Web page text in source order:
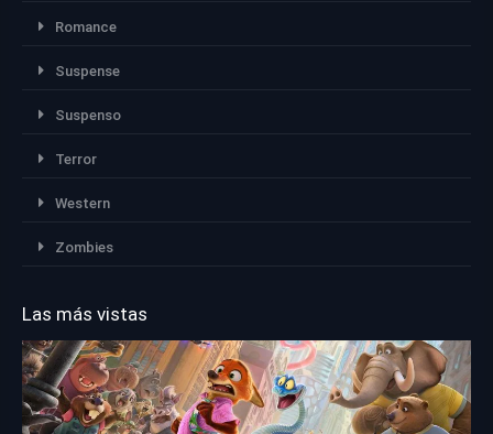
Romance
Suspense
Suspenso
Terror
Western
Zombies
Las más vistas